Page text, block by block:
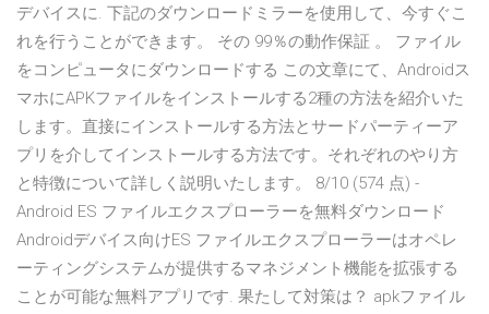
デバイスに. 下記のダウンロードミラーを使用して、今すぐこ
れを行うことができます。 その 99％の動作保証 。 ファイル
をコンピュータにダウンロードする この文章にて、Androidス
マホにAPKファイルをインストールする2種の方法を紹介いた
します。直接にインストールする方法とサードパーティーア
プリを介してインストールする方法です。それぞれのやり方
と特徴について詳しく説明いたします。 8/10 (574 点) -
Android ES ファイルエクスプローラーを無料ダウンロード
Androidデバイス向けES ファイルエクスプローラーはオペレ
ーティングシステムが提供するマネジメント機能を拡張する
ことが可能な無料アプリです. 果たして対策は？ apkファイル